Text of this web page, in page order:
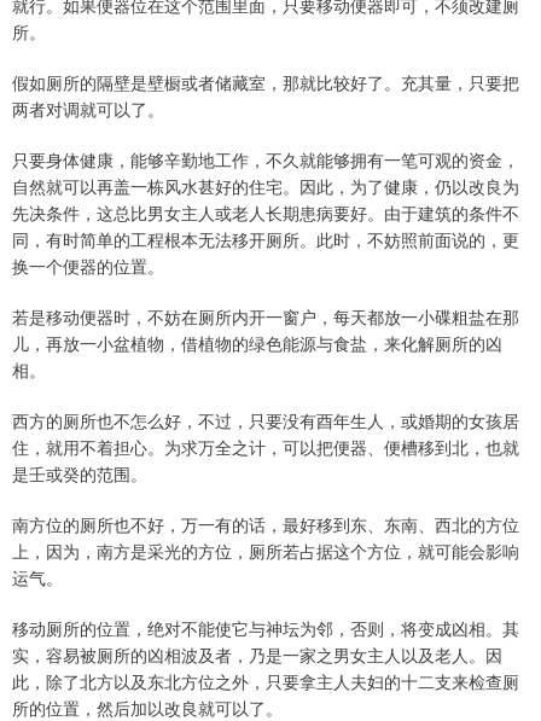
所。
假如厕所的隔壁是壁橱或者储藏室，那就比较好了。充其量，只要把
两者对调就可以了。
只要身体健康，能够辛勤地工作，不久就能够拥有一笔可观的资金，
自然就可以再盖一栋风水甚好的住宅。因此，为了健康，仍以改良为
先决条件，这总比男女主人或老人长期患病要好。由于建筑的条件不
同，有时简单的工程根本无法移开厕所。此时，不妨照前面说的，更
换一个便器的位置。
若是移动便器时，不妨在厕所内开一窗户，每天都放一小碟粗盐在那
儿，再放一小盆植物，借植物的绿色能源与食盐，来化解厕所的凶
相。
西方的厕所也不怎么好，不过，只要没有酉年生人，或婚期的女孩居
住，就用不着担心。为求万全之计，可以把便器、便槽移到北，也就
是壬或癸的范围。
南方位的厕所也不好，万一有的话，最好移到东、东南、西北的方位
上，因为，南方是采光的方位，厕所若占据这个方位，就可能会影响
运气。
移动厕所的位置，绝对不能使它与神坛为邻，否则，将变成凶相。其
实，容易被厕所的凶相波及者，乃是一家之男女主人以及老人。因
此，除了北方以及东北方位之外，只要拿主人夫妇的十二支来检查厕
所的位置，然后加以改良就可以了。